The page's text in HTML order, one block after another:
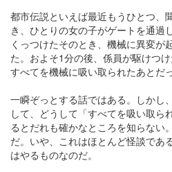
都市伝説といえば最近もうひとつ、
き、ひとりの女の子がゲートを通過
くっつけたそのとき、機械に異変が
た。およそ1分の後、係員が駆けつ
すべてを機械に吸い取られたあとだ
一瞬ぞっとする話ではある。しかし
して、どうして「すべてを吸い取ら
るとだれも確かなところを知らない
だ。いや、これはほとんど怪談であ
はやるものなのだ。